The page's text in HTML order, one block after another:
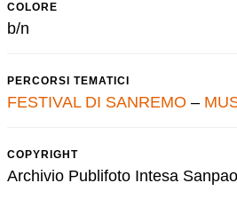
COLORE
b/n
PERCORSI TEMATICI
FESTIVAL DI SANREMO –
COPYRIGHT
Archivio Publifoto Intesa